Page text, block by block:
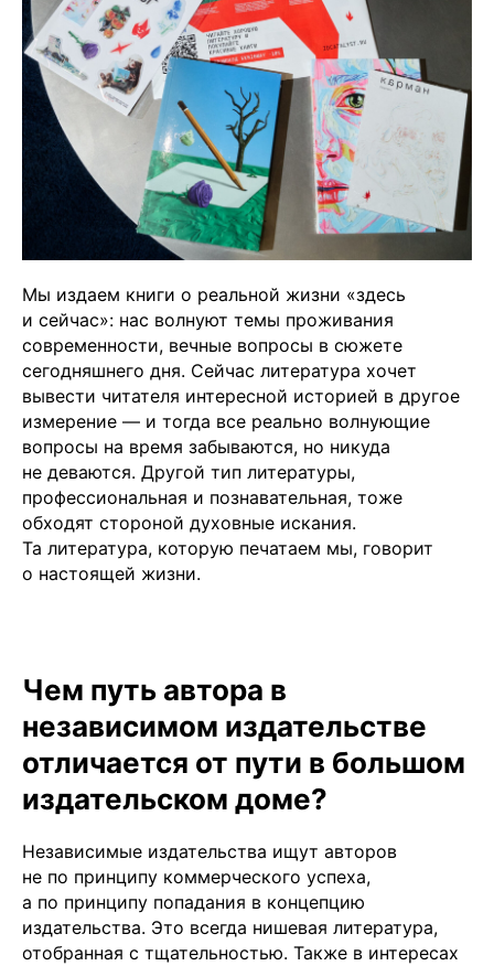
Мы издаем книги о реальной жизни «здесь
и сейчас»: нас волнуют темы проживания
современности, вечные вопросы в сюжете
сегодняшнего дня. Сейчас литература хочет
вывести читателя интересной историей в другое
измерение — и тогда все реально волнующие
вопросы на время забываются, но никуда
не деваются. Другой тип литературы,
профессиональная и познавательная, тоже
обходят стороной духовные искания.
Та литература, которую печатаем мы, говорит
о настоящей жизни.
Чем путь автора в
независимом издательстве
отличается от пути в большом
издательском доме?
Независимые издательства ищут авторов
не по принципу коммерческого успеха,
а по принципу попадания в концепцию
издательства. Это всегда нишевая литература,
отобранная с тщательностью. Также в интересах